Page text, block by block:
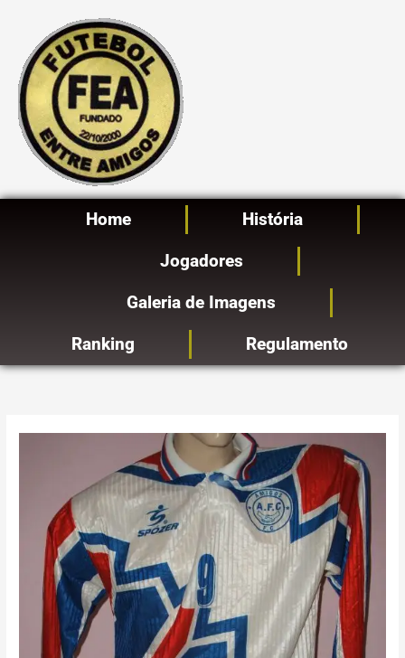
conteúdo
Home
História
Jogadores
Galeria de Imagens
Ranking
Regulamento